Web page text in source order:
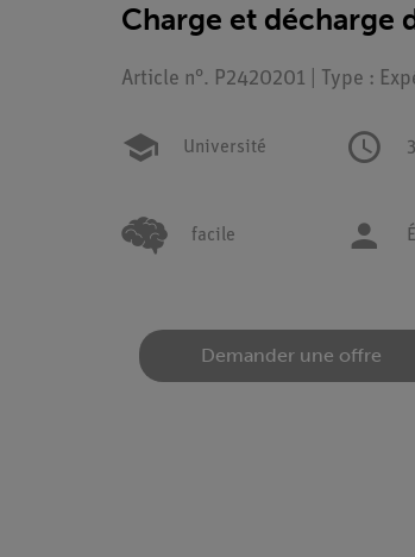
Charge et décharge
Article n°. P2420201 | Type :
Université
facile
Demander une offre